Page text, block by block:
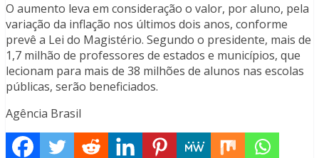
O aumento leva em consideração o valor, por aluno, pela
variação da inflação nos últimos dois anos, conforme
prevê a Lei do Magistério. Segundo o presidente, mais de
1,7 milhão de professores de estados e municípios, que
lecionam para mais de 38 milhões de alunos nas escolas
públicas, serão beneficiados.
Agência Brasil